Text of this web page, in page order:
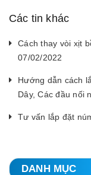
Các tin khác
Cách thay vòi xịt
07/02/2022
Hướng dẫn cách
Dây, Các đầu nối
Tư vấn lắp đặt
DANH MỤC